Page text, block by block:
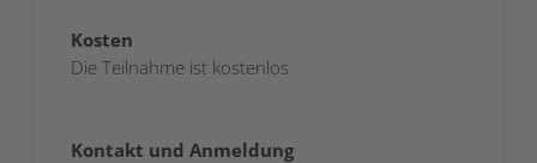
Kosten
Die Teilnahme ist kostenlos
Kontakt und Anmeldung